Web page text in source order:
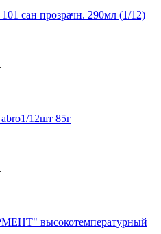
сан прозрачн. 290мл (1/12)
12шт 85г
высокотемпературный